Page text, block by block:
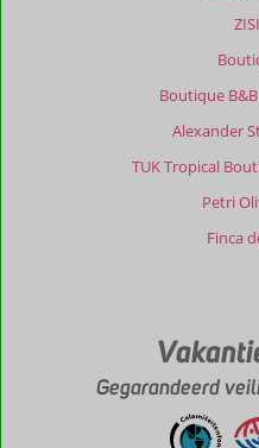
Boutique
Alexander
TUK Tropical
Petri
Finca
Gegarandeerd